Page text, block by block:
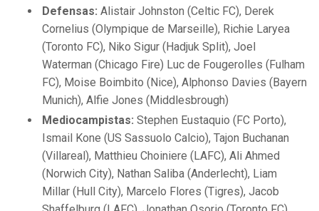
Defensas: Alistair Johnston (Celtic FC), Derek
Cornelius (Olympique de Marseille), Richie Laryea
(Toronto FC), Niko Sigur (Hadjuk Split), Joel
Waterman (Chicago Fire) Luc de Fougerolles (Fulham
FC), Moise Boimbito (Nice), Alphonso Davies (Bayern
Munich), Alfie Jones (Middlesbrough)
Mediocampistas: Stephen Eustaquio (FC Porto),
Ismail Kone (US Sassuolo Calcio), Tajon Buchanan
(Villareal), Matthieu Choiniere (LAFC), Ali Ahmed
(Norwich City), Nathan Saliba (Anderlecht), Liam
Millar (Hull City), Marcelo Flores (Tigres), Jacob